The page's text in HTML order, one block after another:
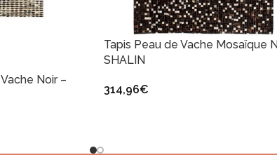
Noir –
Tapis Peau de Vache Mosaïque
SHALIN
314,96€